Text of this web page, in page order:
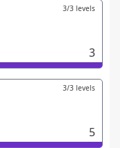
3/3 levels
3
3/3 levels
5